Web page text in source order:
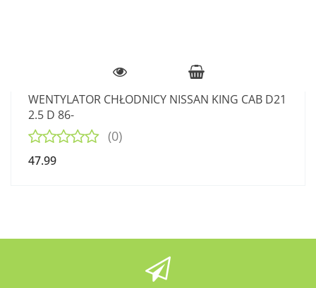
WENTYLATOR CHŁODNICY NISSAN KING CAB D21
2.5 D 86-
(0)
47.99